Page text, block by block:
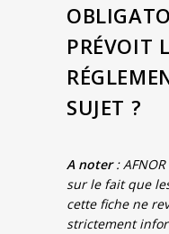
PRÉVOIT
SUJET ?
A noter:
sur le fait que
cette fiche ne
strictement